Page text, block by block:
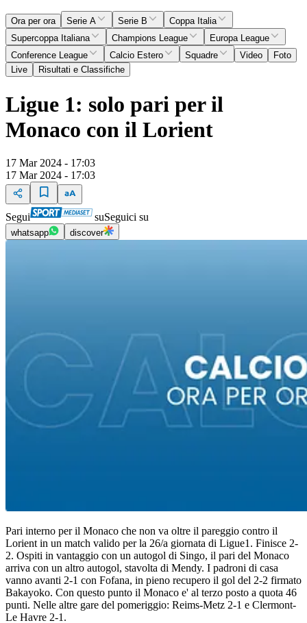
Ora per ora Serie A Serie B
Coppa Italia
Supercoppa Italiana
Champions League
Europa League
Conference League
Calcio Estero Squadre Video
Foto
Live
Risultati e Classifiche
Ligue 1: solo pari per il
Monaco con il Lorient
17 Mar 2024 - 17:03
17 Mar 2024 - 17:03
Segui suSeguici su
whatsapp discover
Pari interno per il Monaco che non va oltre il pareggio contro il
Lorient in un match valido per la 26/a giornata di Ligue1. Finisce 2-
2. Ospiti in vantaggio con un autogol di Singo, il pari del Monaco
arriva con un altro autogol, stavolta di Mendy. I padroni di casa
vanno avanti 2-1 con Fofana, in pieno recupero il gol del 2-2 firmato
Bakayoko. Con questo punto il Monaco e' al terzo posto a quota 46
punti. Nelle altre gare del pomeriggio: Reims-Metz 2-1 e Clermont-
Le Havre 2-1.